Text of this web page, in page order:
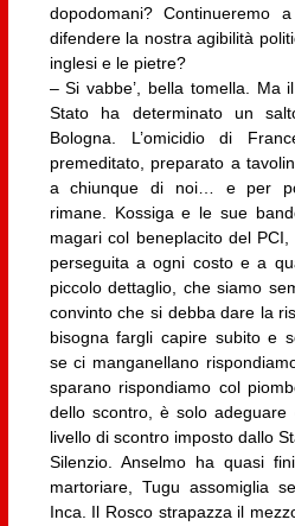
dopodomani? Continueremo
difendere la nostra agibilità
inglesi e le pietre?
– Si vabbe’, bella tomella. Ma
Stato ha determinato un
Bologna. L’omicidio di
premeditato, preparato a
a chiunque di noi… e per
rimane. Kossiga e le sue
magari col beneplacito del PCI,
perseguita a ogni costo e a
piccolo dettaglio, che siamo
convinto che si debba dare la
bisogna fargli capire subito e
se ci manganellano
sparano rispondiamo col
dello scontro, è solo
livello di scontro imposto dallo
Silenzio. Anselmo ha quasi
martoriare, Tugu assomiglia
Inca. Il Rosco strapazza il